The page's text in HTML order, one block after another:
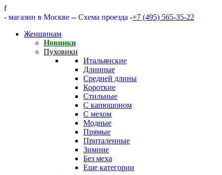
f
- магазин в Москве -- Схема проезда -+7 (495) 565-35-22
Женщинам
Новинки
Пуховики
Итальянские
Длинные
Средней длины
Короткие
Стильные
С капюшоном
С мехом
Модные
Прямые
Приталенные
Зимние
Без меха
Еще категории